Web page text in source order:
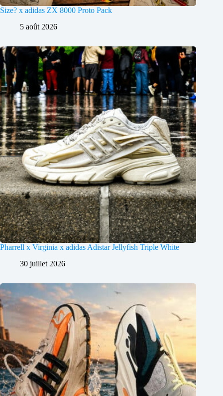
Size? x adidas ZX 8000 Proto Pack
5 août 2026
Pharrell x Virginia x adidas Adistar Jellyfish Triple White
30 juillet 2026